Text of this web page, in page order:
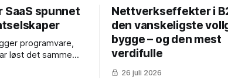
SaaS spunnet
programvare,
løst det samme
Nettverkseffekter i
den vanskeligste
bygge – og den mest
verdifulle
26 juli 2026